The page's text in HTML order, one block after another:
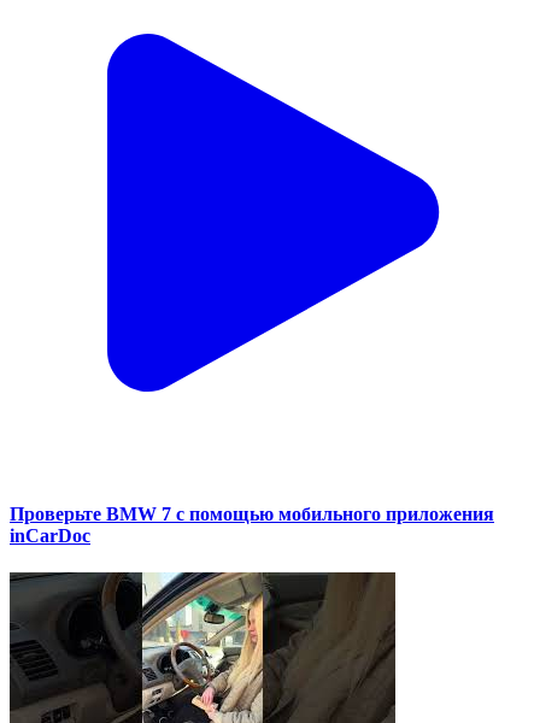
Проверьте BMW 7 с помощью мобильного приложения
inCarDoc